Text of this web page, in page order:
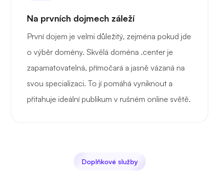
Na prvních dojmech záleží
První dojem je velmi důležitý, zejména pokud jde
o výběr domény. Skvělá doména .center je
zapamatovatelná, přímočará a jasně vázaná na
svou specializaci. To jí pomáhá vyniknout a
přitahuje ideální publikum v rušném online světě.
Doplňkové služby